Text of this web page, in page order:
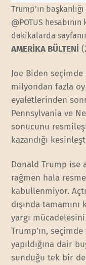
Trump’ın
@POTUS
dakikalarda
AMERİKA BÜLTENİ
Joe Biden
milyondan fazla
eyaletlerinden
Pennsylvania ve
sonucunu
kazandığı
Donald Trump ise
rağmen hala
kabullenmiyor.
dışında
yargı
Trump’ın,
yapıldığına dair
sunduğu tek bir